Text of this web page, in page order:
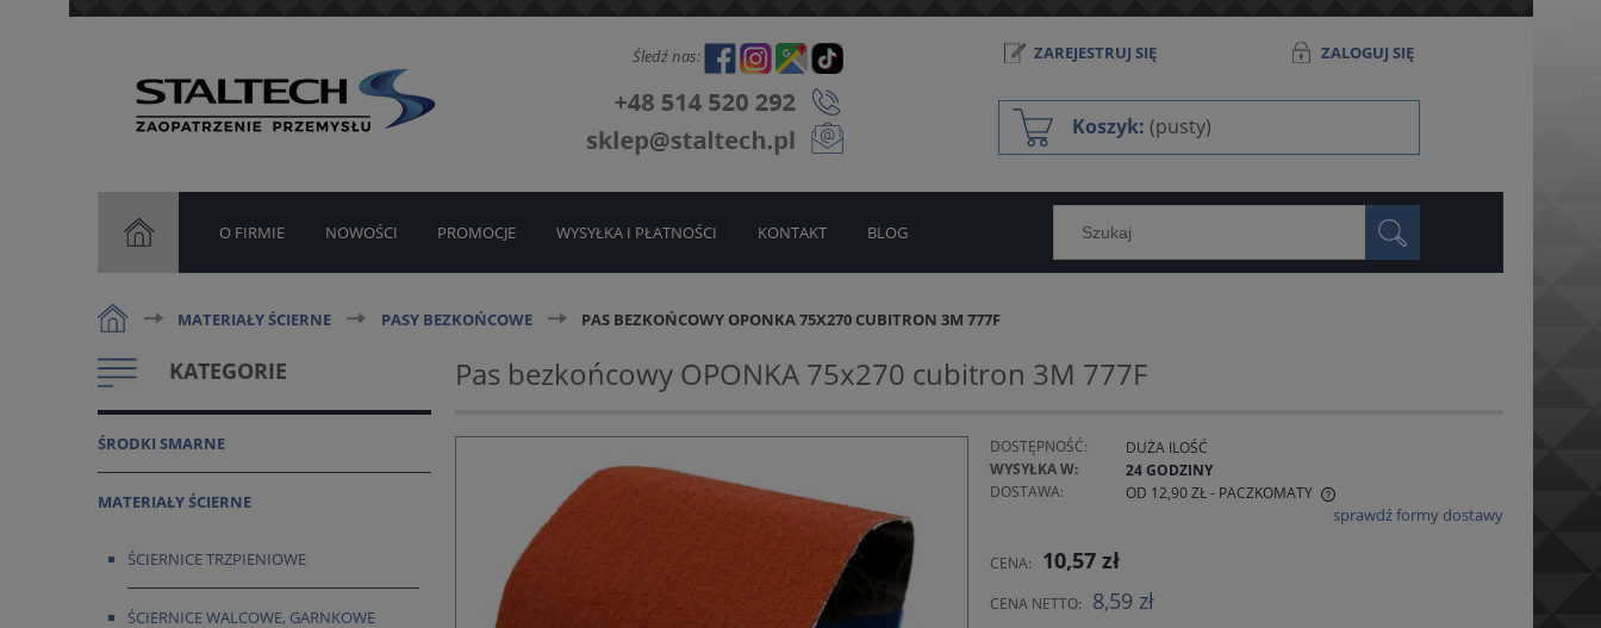
ZAREJESTRUJ SIĘ ZALOGUJ SIĘ
Koszyk: (pusty)
Śledź nas:
O FIRMIE NOWOŚCI PROMOCJE WYSYŁKA I PŁATNOŚCI KONTAKT BLOG
MATERIAŁY ŚCIERNE PASY BEZKOŃCOWE PAS BEZKOŃCOWY OPONKA 75X270 CUBITRON 3M 777F
KATEGORIE
ŚRODKI SMARNE
MATERIAŁY ŚCIERNE
ŚCIERNICE TRZPIENIOWE
ŚCIERNICE WALCOWE, GARNKOWE
Pas bezkońcowy OPONKA 75x270 cubitron 3M 777F
DOSTĘPNOŚĆ:
DUŻA ILOŚĆ
WYSYŁKA W:
24 GODZINY
DOSTAWA:
OD 12,90 ZŁ- PACZKOMATY
KOSZTÓW PŁATNOŚCI
sprawdź formy dostawy
CENA: 10,57 zł
CENA NETTO: 8,59 zł